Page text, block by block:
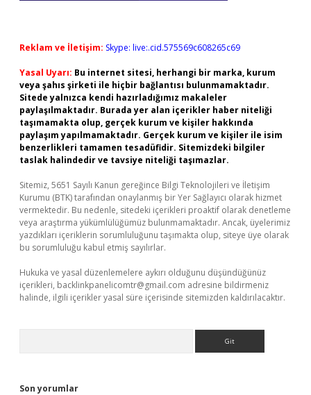
Reklam ve İletişim: Skype: live:.cid.575569c608265c69
Yasal Uyarı: Bu internet sitesi, herhangi bir marka, kurum
veya şahıs şirketi ile hiçbir bağlantısı bulunmamaktadır.
Sitede yalnızca kendi hazırladığımız makaleler
paylaşılmaktadır. Burada yer alan içerikler haber niteliği
taşımamakta olup, gerçek kurum ve kişiler hakkında
paylaşım yapılmamaktadır. Gerçek kurum ve kişiler ile isim
benzerlikleri tamamen tesadüfidir. Sitemizdeki bilgiler
taslak halindedir ve tavsiye niteliği taşımazlar.
Sitemiz, 5651 Sayılı Kanun gereğince Bilgi Teknolojileri ve İletişim
Kurumu (BTK) tarafından onaylanmış bir Yer Sağlayıcı olarak hizmet
vermektedir. Bu nedenle, sitedeki içerikleri proaktif olarak denetleme
veya araştırma yükümlülüğümüz bulunmamaktadır. Ancak, üyelerimiz
yazdıkları içeriklerin sorumluluğunu taşımakta olup, siteye üye olarak
bu sorumluluğu kabul etmiş sayılırlar.
Hukuka ve yasal düzenlemelere aykırı olduğunu düşündüğünüz
içerikleri, backlinkpanelicomtr@gmail.com adresine bildirmeniz
halinde, ilgili içerikler yasal süre içerisinde sitemizden kaldırılacaktır.
Son yorumlar